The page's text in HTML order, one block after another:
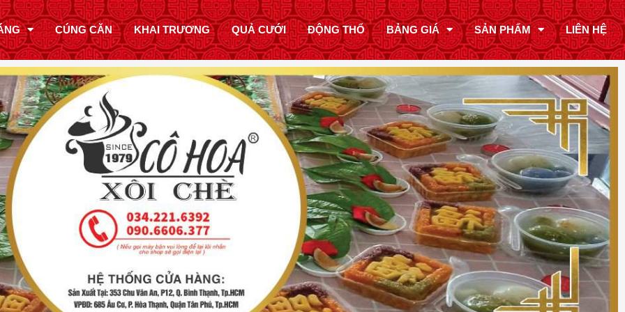
CÚNG CĂN KHAI TRƯƠNG QUẢ CƯỚI ĐỘNG THỔ BẢNG GIÁ SẢN PHẨM LIÊN HỆ